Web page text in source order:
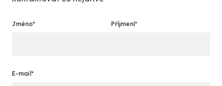
Jméno* Příjmení*
E-mail*